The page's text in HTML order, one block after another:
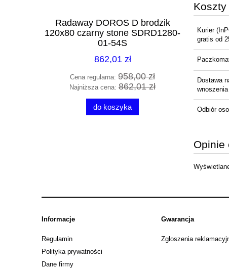
Radaway DOROS D brodzik
120x80 czarny stone SDRD1280-
01-54S
862,01 zł
Cena regularna: 958,00 zł
Najniższa cena: 862,01 zł
do koszyka
chrom
Cena
Kurier
gratis od
Dostawa
Odbiór
Opinie
Informacje
Regulamin
Polityka prywatności
Dane firmy
Gwarancja
Zgłoszenia